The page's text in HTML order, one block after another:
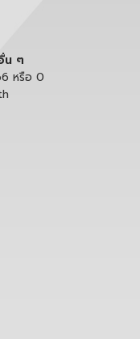
น ๆ
หรือ 0